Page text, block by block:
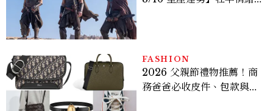
FASHION
2026 父親節禮物推薦！商
務爸爸必收皮件、包款與鞋